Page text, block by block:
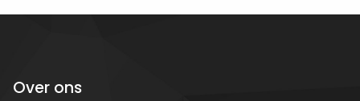
Over ons